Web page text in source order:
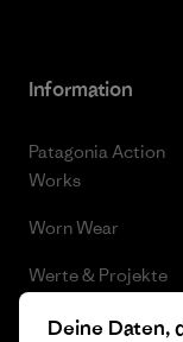
Information
Patagonia Action
Works
Worn Wear
Werte & Projekte
Progress Report
Deine Daten,